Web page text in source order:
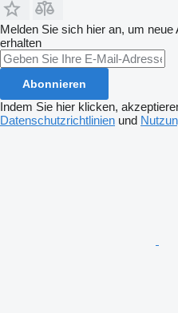
Melden Sie sich hier an, um
erhalten
Abonnieren
Indem Sie hier klicken,
Datenschutzrichtlinien und